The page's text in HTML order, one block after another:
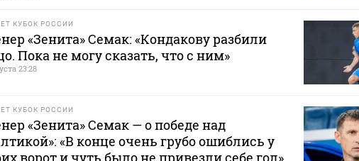
КУБОК РОССИИ
«Зенита» Семак: «Кондакову разбили
Пока не могу сказать, что с ним»
23:28
КУБОК РОССИИ
«Зенита» Семак — о победе над
«В конце очень грубо ошиблись у
ворот и чуть было не привезли себе гол»